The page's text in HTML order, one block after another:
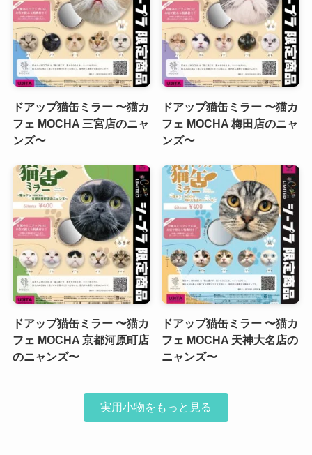
ドアップ猫缶ミラー 〜猫カ
フェ MOCHA 三宮店のニャ
ンズ〜
ドアップ猫缶ミラー 〜猫カ
フェ MOCHA 梅田店のニャ
ンズ〜
ドアップ猫缶ミラー 〜猫カ
フェ MOCHA 京都河原町店
のニャンズ〜
ドアップ猫缶ミラー 〜猫カ
フェ MOCHA 天神大名店の
ニャンズ〜
実用小物をもっと見る